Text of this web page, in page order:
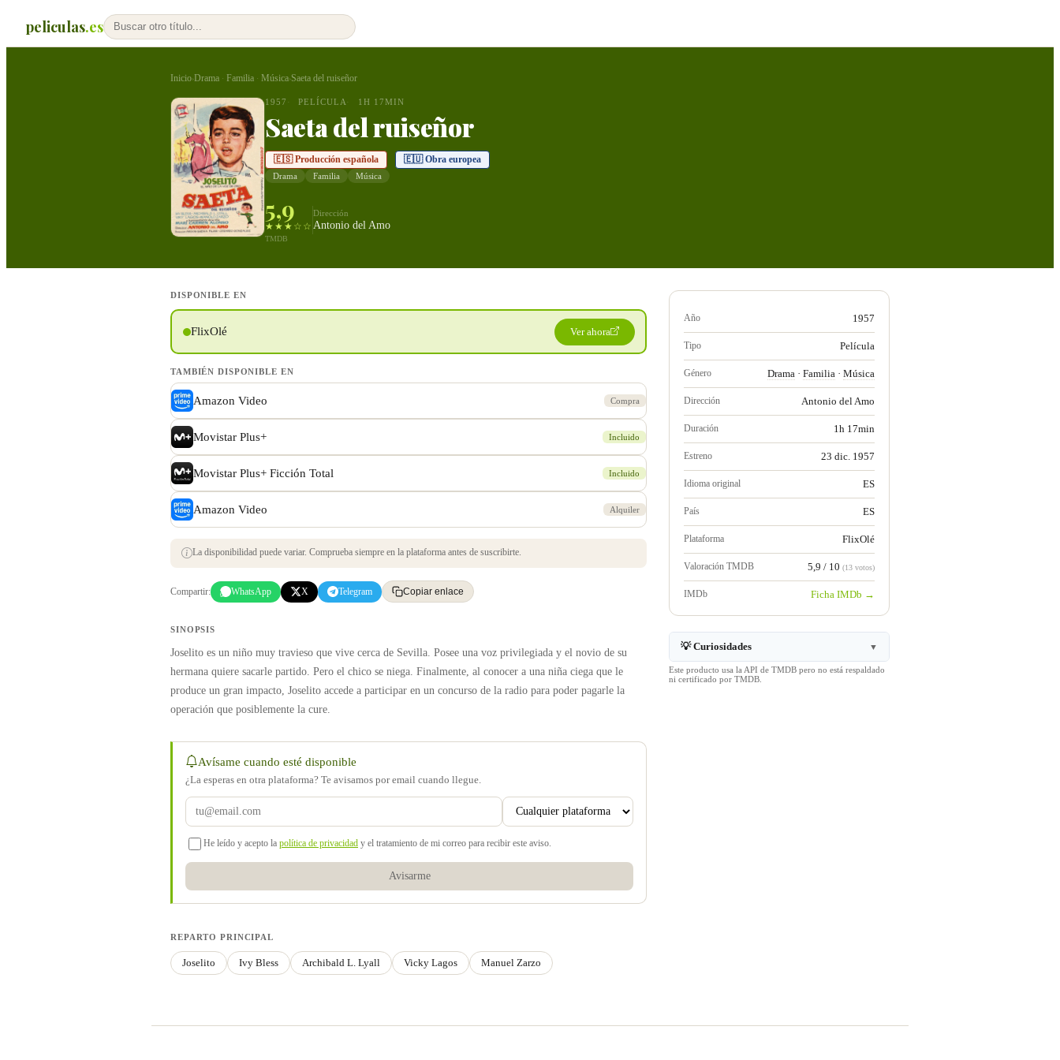
peliculas.es
Inicio›Drama · Familia · Música›Saeta del ruiseñor
1957 PELÍCULA 1H 17MIN
Saeta del ruiseñor
🇪🇸 Producción española 🇪🇺 Obra europea
Drama Familia Música
5,9
★★★☆☆
TMDB
Dirección
Antonio del Amo
DISPONIBLE EN
FlixOlé Ver ahora
TAMBIÉN DISPONIBLE EN
Amazon Video Compra
Movistar Plus+ Incluido
Movistar Plus+ Ficción Total Incluido
Amazon Video Alquiler
La disponibilidad puede variar. Comprueba siempre en la plataforma antes de suscribirte.
Compartir: WhatsApp X Telegram Copiar enlace
SINOPSIS
Joselito es un niño muy travieso que vive cerca de Sevilla. Posee una voz privilegiada y el novio de su
hermana quiere sacarle partido. Pero el chico se niega. Finalmente, al conocer a una niña ciega que le
produce un gran impacto, Joselito accede a participar en un concurso de la radio para poder pagarle la
operación que posiblemente la cure.
Avísame cuando esté disponible
¿La esperas en otra plataforma? Te avisamos por email cuando llegue.
He leído y acepto la política de privacidad y el tratamiento de mi correo para recibir este aviso.
Avisarme
REPARTO PRINCIPAL
Joselito Ivy Bless Archibald L. Lyall Vicky Lagos Manuel Zarzo
Año 1957
Tipo Película
Género Drama · Familia · Música
Dirección Antonio del Amo
Duración 1h 17min
Estreno 23 dic. 1957
Idioma original ES
País ES
Plataforma FlixOlé
Valoración TMDB 5,9 / 10 (13 votos)
IMDb Ficha IMDb →
💡 Curiosidades ▼
Este producto usa la API de TMDB pero no está respaldado
ni certificado por TMDB.